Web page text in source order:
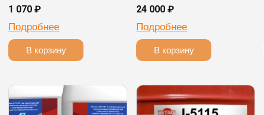
1 070 ₽
Подробнее
В корзину
24 000 ₽
Подробнее
В корзину